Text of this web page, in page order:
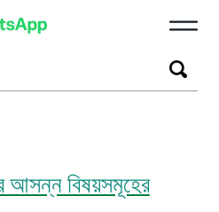
বিষয়সমূহের